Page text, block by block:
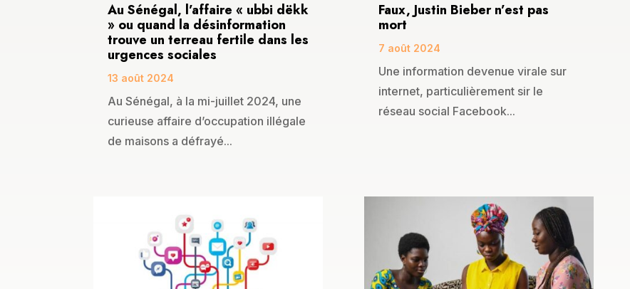
Au Sénégal, l’affaire « ubbi dëkk
» ou quand la désinformation
trouve un terreau fertile dans les
urgences sociales
13 août 2024
Au Sénégal, à la mi-juillet 2024, une
curieuse affaire d’occupation illégale
de maisons a défrayé...
Faux, Justin Bieber n’est pas
mort
7 août 2024
Une information devenue virale sur
internet, particulièrement sir le
réseau social Facebook...